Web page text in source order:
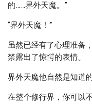
的……界外天魔。”
“界外天魔！”
虽然已经有了心理准备
禁露出了惊愕的表情。
界外天魔他自然是知道
在整个修行界，你可以